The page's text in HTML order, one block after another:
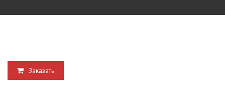
Заказать